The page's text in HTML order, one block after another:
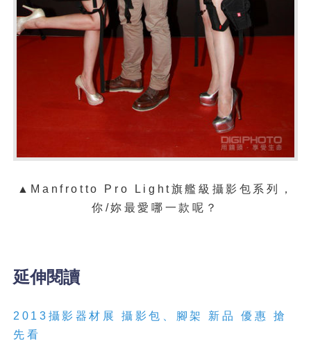
▲Manfrotto Pro Light旗艦級攝影包系列，
你/妳最愛哪一款呢？
延伸閱讀
2013攝影器材展 攝影包、腳架 新品 優惠 搶
先看